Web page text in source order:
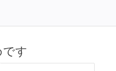
管理（Infrastructure as
ている
す